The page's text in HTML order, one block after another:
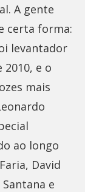
A gente
certa forma:
levantador
e o
mais
ao longo
David
e